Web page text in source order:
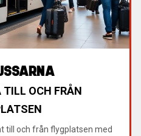
TILL OCH FRÅN
till och från flygplatsen med